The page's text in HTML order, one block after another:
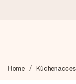
Wir bereiten dein
Home